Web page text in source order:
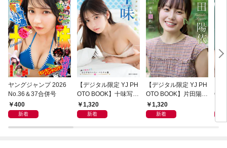
ヤングジャンプ 2026
No.36＆37合併号
400
新着
【デジタル限定 YJ PH
OTO BOOK】十味写真
集「続・『ぽみ』！？
どこでもトレイン・ベ
1,320
新着
【デジタル限定 YJ PH
OTO BOOK】片田陽依
写真集「羽色日和」
1,320
新着
リ」